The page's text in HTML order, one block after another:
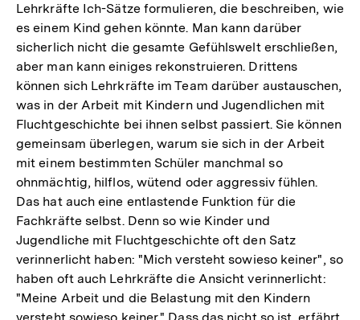
Lehrkräfte Ich-Sätze formulieren, die beschreiben, wie
es einem Kind gehen könnte. Man kann darüber
sicherlich nicht die gesamte Gefühlswelt erschließen,
aber man kann einiges rekonstruieren. Drittens
können sich Lehrkräfte im Team darüber austauschen,
was in der Arbeit mit Kindern und Jugendlichen mit
Fluchtgeschichte bei ihnen selbst passiert. Sie können
gemeinsam überlegen, warum sie sich in der Arbeit
mit einem bestimmten Schüler manchmal so
ohnmächtig, hilflos, wütend oder aggressiv fühlen.
Das hat auch eine entlastende Funktion für die
Fachkräfte selbst. Denn so wie Kinder und
Jugendliche mit Fluchtgeschichte oft den Satz
verinnerlicht haben: "Mich versteht sowieso keiner", so
haben oft auch Lehrkräfte die Ansicht verinnerlicht:
"Meine Arbeit und die Belastung mit den Kindern